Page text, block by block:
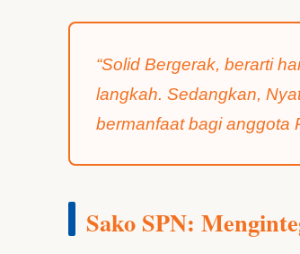
“Solid Bergerak, berarti
langkah. Sedangkan,
bermanfaat bagi anggota
Sako SPN: